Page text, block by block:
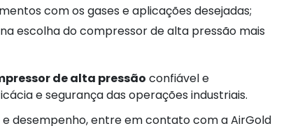
com os gases e aplicações desejadas;
de alta pressão confiável e
e segurança das operações industriais.
desempenho, entre em contato com a AirGold